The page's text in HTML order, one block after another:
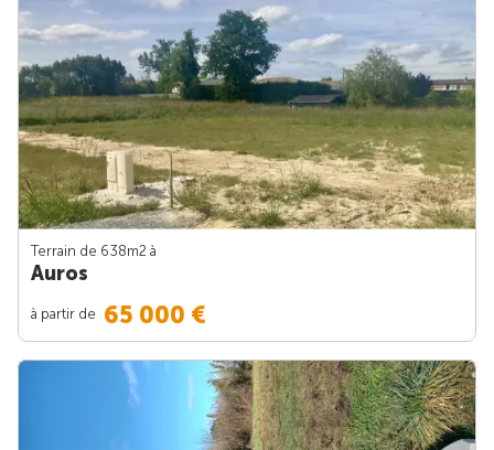
Terrain de 638m2 à
Auros
à partir de 65 000 €